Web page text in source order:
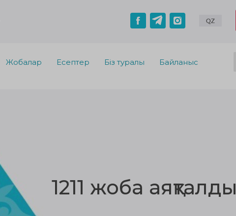
QZ
Жобалар Есептер Біз туралы
Байланыс
1211 жоба аяқталды